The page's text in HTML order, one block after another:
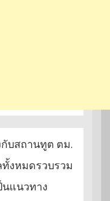
กับสถานทูต ตม.
งหมดรวบรวม
นแนวทาง